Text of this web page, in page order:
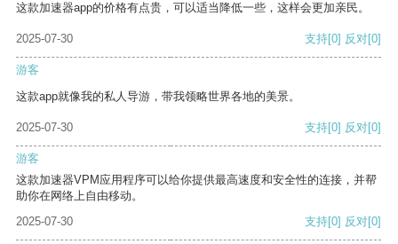
这款加速器app的价格有点贵，可以适当降低一些，这样会更加亲民。
2025-07-30 支持[0] 反对[0]
游客
这款app就像我的私人导游，带我领略世界各地的美景。
2025-07-30 支持[0] 反对[0]
游客
这款加速器VPM应用程序可以给你提供最高速度和安全性的连接，并帮
助你在网络上自由移动。
2025-07-30
支持[0] 反对[0]